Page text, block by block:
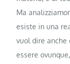
Ma
esiste in una
vuol dire anche
essere